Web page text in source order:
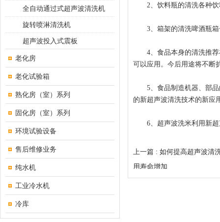
全自动通过式超声波清洗机
旋转喷淋清洗机
超声波投入式震板
老化房
老化试验箱
熟化房（室）系列
固化房（室）系列
环境试验设备
售后维修业务
纯水机
工业冷水机
冷库
2、饮料瓶的清洗各种饮
3、箱架的清洗啤酒瓶箱
4、食品本身的清洗推荐
可以应用。今后用途将不断
5、食品制造机器、部品
的新超声波清洗技术的新应
6、超声波洗米利用新超
上一篇 : 如何提高超声波清
用寿命增加